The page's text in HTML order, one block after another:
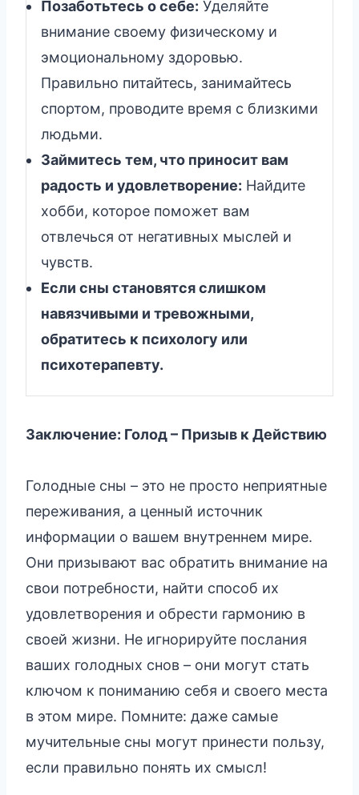
Позаботьтесь о себе: Уделяйте
внимание своему физическому и
эмоциональному здоровью.
Правильно питайтесь, занимайтесь
спортом, проводите время с близкими
людьми.
Займитесь тем, что приносит вам
радость и удовлетворение: Найдите
хобби, которое поможет вам
отвлечься от негативных мыслей и
чувств.
Если сны становятся слишком
навязчивыми и тревожными,
обратитесь к психологу или
психотерапевту.
Заключение: Голод – Призыв к Действию
Голодные сны – это не просто неприятные
переживания, а ценный источник
информации о вашем внутреннем мире.
Они призывают вас обратить внимание на
свои потребности, найти способ их
удовлетворения и обрести гармонию в
своей жизни. Не игнорируйте послания
ваших голодных снов – они могут стать
ключом к пониманию себя и своего места
в этом мире. Помните: даже самые
мучительные сны могут принести пользу,
если правильно понять их смысл!